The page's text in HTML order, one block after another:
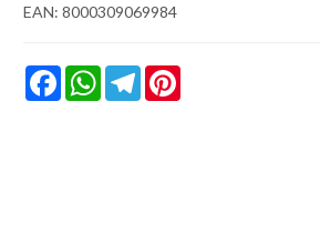
EAN: 8000309069984
FacebookWhatsAppTelegram